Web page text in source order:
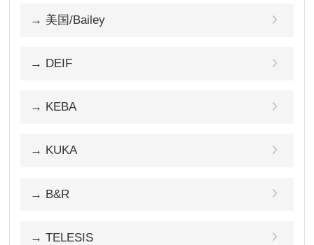
→ 美国/Bailey
→ DEIF
→ KEBA
→ KUKA
→ B&R
→ TELESIS